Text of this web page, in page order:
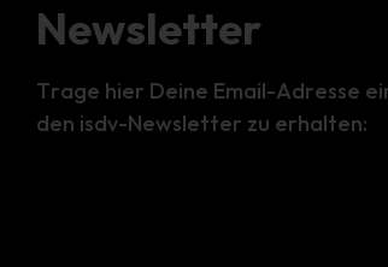
Newsletter
Trage hier Deine Email-Adresse
den isdv-Newsletter zu erhalten: